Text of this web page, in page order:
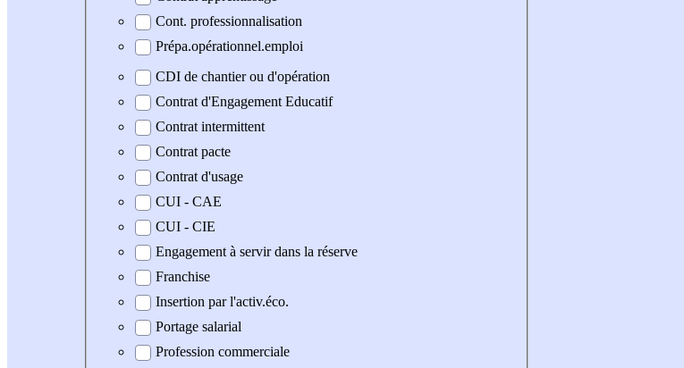
Cont. professionnalisation
Prépa.opérationnel.emploi
CDI de chantier ou d'opération
Contrat d'Engagement Educatif
Contrat intermittent
Contrat pacte
Contrat d'usage
CUI - CAE
CUI - CIE
Engagement à servir dans la réserve
Franchise
Insertion par l'activ.éco.
Portage salarial
Profession commerciale